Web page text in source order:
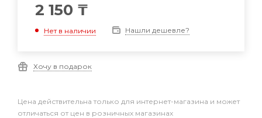
2 150 ₸
Нет в наличии Нашли дешевле?
Хочу в подарок
Цена действительна только для интернет-магазина и может
отличаться от цен в розничных магазинах